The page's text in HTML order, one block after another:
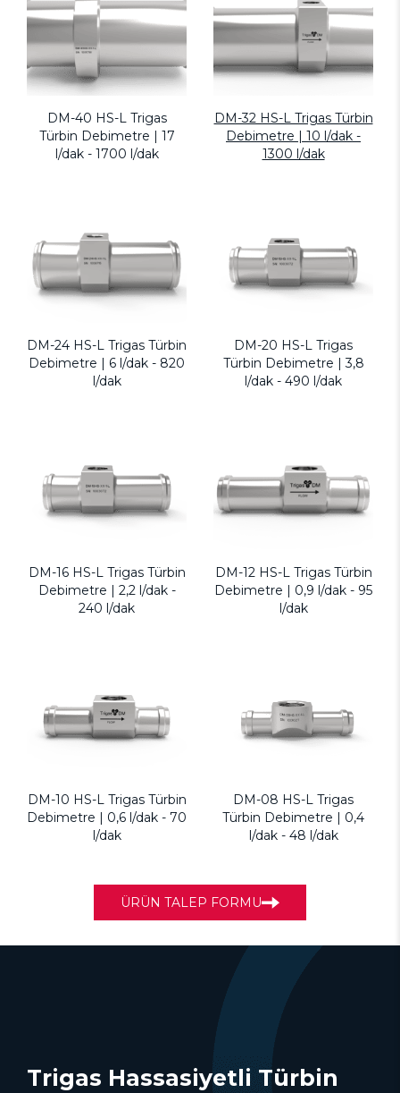
DM-40 HS-L Trigas
Türbin Debimetre | 17
l/dak - 1700 l/dak
DM-32 HS-L Trigas Türbin
Debimetre | 10 l/dak -
1300 l/dak
DM-24 HS-L Trigas Türbin
Debimetre | 6 l/dak - 820
l/dak
DM-20 HS-L Trigas
Türbin Debimetre | 3,8
l/dak - 490 l/dak
DM-16 HS-L Trigas Türbin
Debimetre | 2,2 l/dak -
240 l/dak
DM-12 HS-L Trigas Türbin
Debimetre | 0,9 l/dak - 95
l/dak
DM-10 HS-L Trigas Türbin
Debimetre | 0,6 l/dak - 70
l/dak
DM-08 HS-L Trigas
Türbin Debimetre | 0,4
l/dak - 48 l/dak
ÜRÜN TALEP FORMU
Trigas Hassasiyetli Türbin